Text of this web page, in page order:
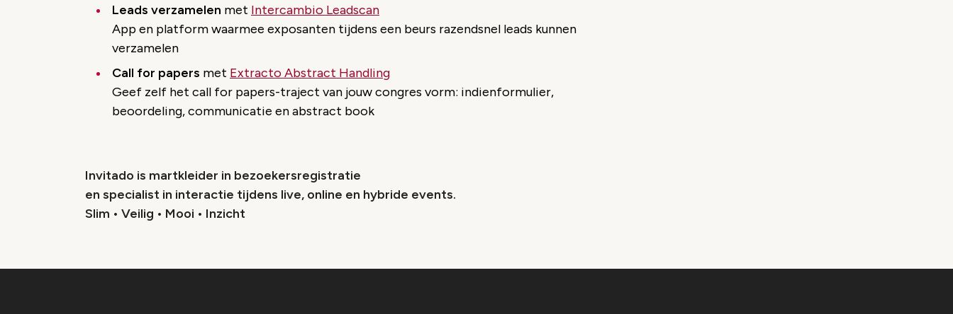
Leads verzamelen met Intercambio Leadscan
App en platform waarmee exposanten tijdens een beurs razendsnel leads kunnen
verzamelen
Call for papers met Extracto Abstract Handling
Geef zelf het call for papers-traject van jouw congres vorm: indienformulier,
beoordeling, communicatie en abstract book
Invitado is martkleider in bezoekersregistratie
en specialist in interactie tijdens live, online en hybride events.
Slim • Veilig • Mooi • Inzicht